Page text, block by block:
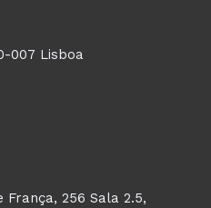
007 Lisboa
França, 256 Sala 2.5,